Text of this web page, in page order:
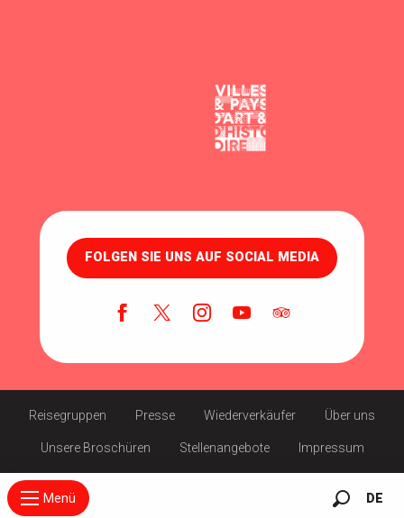
Menü DE
FOLGEN SIE UNS AUF SOCIAL MEDIA
Reisegruppen Presse Wiederverkäufer Über uns
Unsere Broschüren Stellenangebote Impressum